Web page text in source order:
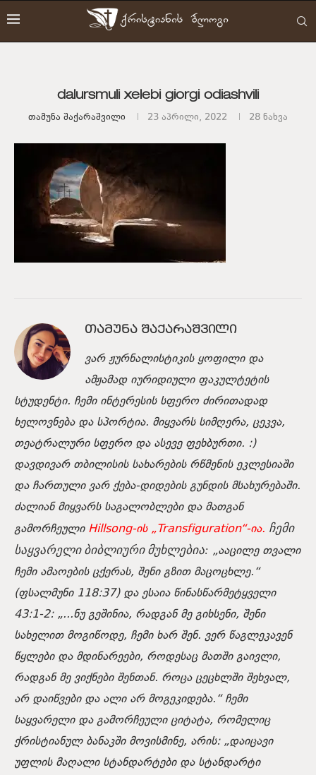
dalursmuli xelebi giorgi odiashvili
Თამუნა Შაქარაშვილი 23 აპრილი, 2022 28 ნახვა
ᲗᲐᲛᲣᲜᲐ ᲨᲐᲥᲐᲠᲐᲨᲕᲘᲚᲘ
ვარ ჟურნალისტიკის ყოფილი და
ამჟამად იურიდიული ფაკულტეტის
სტუდენტი. ჩემი ინტერესის სფერო ძირითადად
ხელოვნება და სპორტია. მიყვარს სიმღერა, ცეკვა,
თეატრალური სფერო და ასევე ფეხბურთი. :)
დავდივარ თბილისის სახარების რწმენის ეკლესიაში
და ჩართული ვარ ქება-დიდების გუნდის მსახურებაში.
ძალიან მიყვარს საგალობლები და მათგან
გამორჩეულიHillsong-ის „Transfiguration“-ია. ჩემი
საყვარელი ბიბლიური მუხლებია: „ააცილე თვალი
ჩემი ამაოების ცქერას, შენი გზით მაცოცხლე.“
(ფსალმუნი 118:37) და ესაია წინასწარმეტყველი
43:1-2: „...ნუ გეშინია, რადგან მე გიხსენი, შენი
სახელით მოგიწოდე, ჩემი ხარ შენ. ვერ წაგლეკავენ
წყლები და მდინარეები, როდესაც მათში გაივლი,
რადგან მე ვიქნები შენთან. როცა ცეცხლში შეხვალ,
არ დაიწვები და ალი არ მოგეკიდება.“ჩემი
საყვარელი და გამორჩეული ციტატა, რომელიც
ქრისტიანულ ბანაკში მოვისმინე, არის:„დაიცავი
უფლის მაღალი სტანდარტები და სტანდარტი